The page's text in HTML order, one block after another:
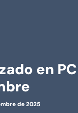
en PC
de 2025